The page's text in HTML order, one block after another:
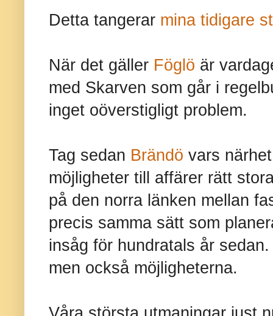
Detta tangerar mina tidigare
När det gäller Föglö är
med Skarven som går i
inget oöverstigligt problem.
Tag sedan Brändö vars
möjligheter till affärer rätt
på den norra länken mellan
precis samma sätt som
insåg för hundratals år
men också möjligheterna.